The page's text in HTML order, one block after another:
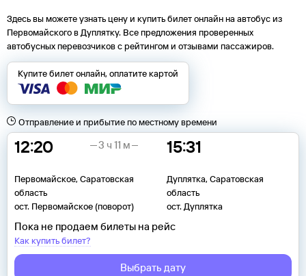
Здесь вы можете узнать цену и купить билет онлайн на автобус из
Первомайскогов Дуплятку. Все предложения проверенных
автобусных перевозчиков с рейтингом и отзывами пассажиров.
Купите билет онлайн, оплатите картой
Отправление и прибытие по местному времени
12:20
Первомайское, Саратовская
область
ост. Первомайское (поворот)
15:31
Дуплятка, Саратовская
область
ост. Дуплятка
3 ч 11 м
Пока не продаем билеты на рейс
Как купить билет?
Выбрать дату